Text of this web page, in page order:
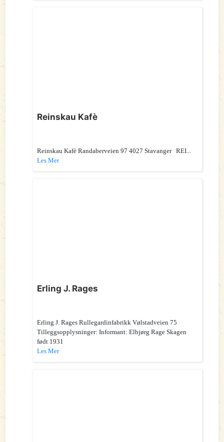
Reinskau Kafè
Reinskau Kafè Randaberveien 97 4027 Stavanger REI...
Les Mer
Erling J. Rages
Erling J. Rages Rullegardinfabrikk Vølstadveien 75
Tilleggsopplysninger: Informant: Elbjørg Rage Skagen
født 1931
Les Mer